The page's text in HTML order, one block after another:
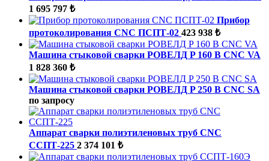
1 695 797 ₺
Прибор
протоколирования CNC ПСПТ-02 423 938 ₺
Машина стыковой сварки РОВЕЛД P 160 B CNC VA
1 828 360 ₺
Машина стыковой сварки РОВЕЛД P 250 B CNC SA
по запросу
Аппарат сварки полиэтиленовых труб CNC
ССПТ-225 2 374 101 ₺